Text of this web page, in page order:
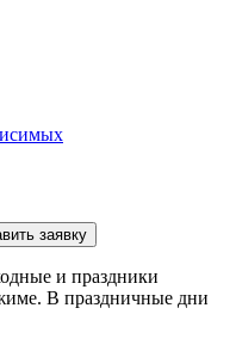
заявку
и праздники
В праздничные дни